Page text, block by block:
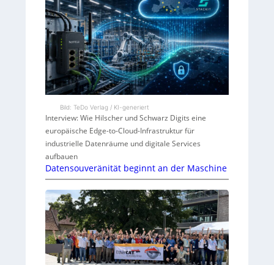
Bild: TeDo Verlag / KI-generiert
Interview: Wie Hilscher und Schwarz Digits eine
europäische Edge-to-Cloud-Infrastruktur für
industrielle Datenräume und digitale Services
aufbauen
Datensouveränität beginnt an der Maschine